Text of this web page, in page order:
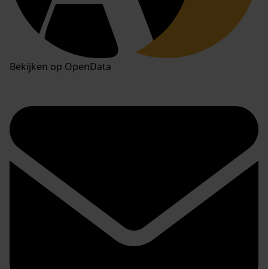
Bekijken op OpenData